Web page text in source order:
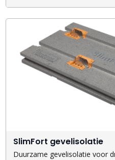
SlimFort gevelisolatie
Duurzame gevelisolatie voor